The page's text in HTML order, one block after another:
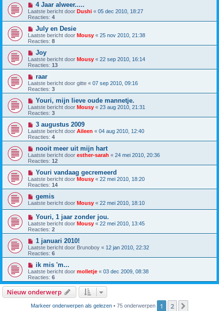
4 Jaar alweer.....
Laatste bericht door Dushi « 05 dec 2010, 18:27
Reacties: 4
July en Desie
Laatste bericht door Mousy « 25 nov 2010, 21:38
Reacties: 8
Joy
Laatste bericht door Mousy « 22 sep 2010, 16:14
Reacties: 13
raar
Laatste bericht door gitte « 07 sep 2010, 09:16
Reacties: 3
Youri, mijn lieve oude mannetje.
Laatste bericht door Mousy « 23 aug 2010, 21:31
Reacties: 3
3 augustus 2009
Laatste bericht door Aileen « 04 aug 2010, 12:40
Reacties: 4
nooit meer uit mijn hart
Laatste bericht door esther-sarah « 24 mei 2010, 20:36
Reacties: 12
Youri vandaag gecremeerd
Laatste bericht door Mousy « 22 mei 2010, 18:20
Reacties: 14
gemis
Laatste bericht door Mousy « 22 mei 2010, 18:10
Youri, 1 jaar zonder jou.
Laatste bericht door Mousy « 22 mei 2010, 13:45
Reacties: 2
1 januari 2010!
Laatste bericht door Brunoboy « 12 jan 2010, 22:32
Reacties: 6
ik mis 'm...
Laatste bericht door molletje « 03 dec 2009, 08:38
Reacties: 6
Nieuw onderwerp
Markeer onderwerpen als gelezen • 75 onderwerpen 1 2